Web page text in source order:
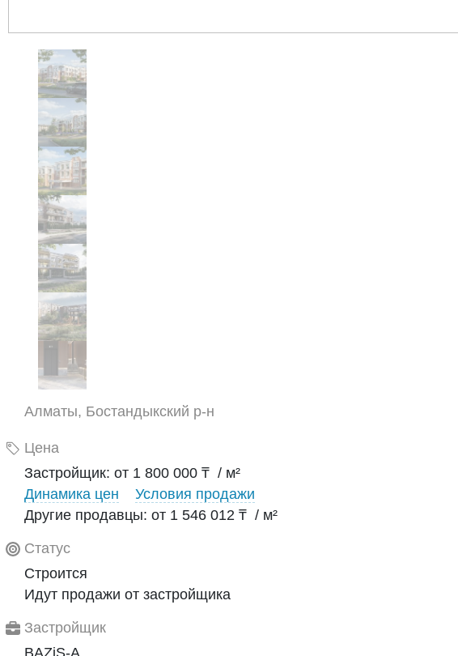
Алматы, Бостандыкский р-н
Цена
Застройщик: от 1 800 000 ₸ / м²
Динамика цен
Условия продажи
Другие продавцы: от 1 546 012 ₸ / м²
Статус
Строится
Идут продажи от застройщика
Застройщик
BAZiS-A